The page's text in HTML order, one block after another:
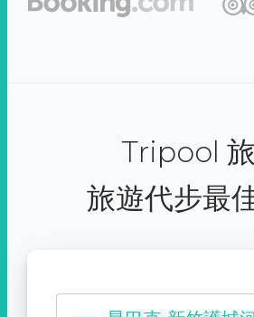
Tripool
旅遊代步最